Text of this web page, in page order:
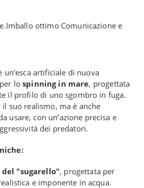
ottimo Comunicazione e
un’esca artificiale di nuova
per lospinning in mare, progettata
il profilo di uno sgombro in fuga.
suo realismo, ma è anche
usare, con un’azione precisa e
dei predatori.
"sugarello", progettata per
e imponente in acqua.